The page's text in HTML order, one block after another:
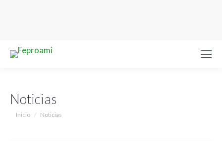
Noticias
Estás aquí:
Inicio Noticias